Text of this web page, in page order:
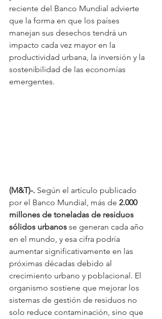
reciente del Banco Mundial advierte
que la forma en que los países
manejan sus desechos tendrá un
impacto cada vez mayor en la
productividad urbana, la inversión y la
sostenibilidad de las economías
emergentes.
(M&T)-. Según el artículo publicado
por el Banco Mundial, más de 2.000
millones de toneladas de residuos
sólidos urbanos se generan cada año
en el mundo, y esa cifra podría
aumentar significativamente en las
próximas décadas debido al
crecimiento urbano y poblacional. El
organismo sostiene que mejorar los
sistemas de gestión de residuos no
solo reduce contaminación, sino que